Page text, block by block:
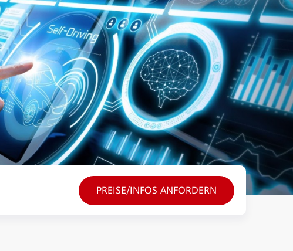
PREISE/INFOS ANFORDERN